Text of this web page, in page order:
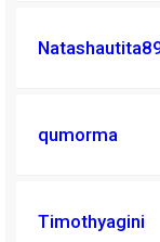
qumorma
Timothyagini